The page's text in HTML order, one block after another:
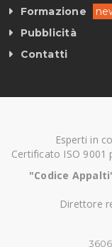
Formazione
Pubblicità
Contatti
Esperti in
Certificato ISO 9001
"Codice
Direttore